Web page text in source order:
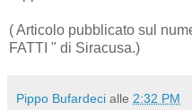
( Articolo pubblicato sul
FATTI " di Siracusa.)
Pippo Bufardeci alle 2:32 PM